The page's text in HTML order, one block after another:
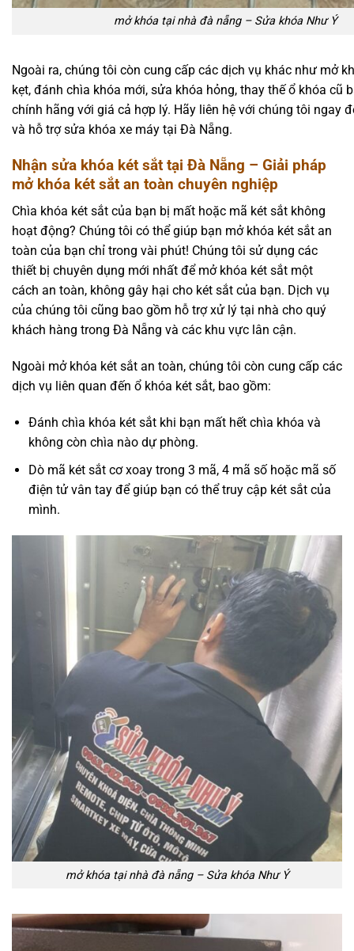
mở khóa tại nhà đà nẵng – Sửa khóa Như Ý
Ngoài ra, chúng tôi còn cung cấp các dịch vụ khác như mở
kẹt, đánh chìa khóa mới, sửa khóa hỏng, thay thế ổ khóa cũ
chính hãng với giá cả hợp lý. Hãy liên hệ với chúng tôi ngay
và hỗ trợ sửa khóa xe máy tại Đà Nẵng.
Nhận sửa khóa két sắt tại Đà Nẵng – Giải pháp
mở khóa két sắt an toàn chuyên nghiệp
Chìa khóa két sắt của bạn bị mất hoặc mã két sắt không
hoạt động? Chúng tôi có thể giúp bạn mở khóa két sắt an
toàn của bạn chỉ trong vài phút! Chúng tôi sử dụng các
thiết bị chuyên dụng mới nhất để mở khóa két sắt một
cách an toàn, không gây hại cho két sắt của bạn. Dịch vụ
của chúng tôi cũng bao gồm hỗ trợ xử lý tại nhà cho quý
khách hàng trong Đà Nẵng và các khu vực lân cận.
Ngoài mở khóa két sắt an toàn, chúng tôi còn cung cấp các
dịch vụ liên quan đến ổ khóa két sắt, bao gồm:
Đánh chìa khóa két sắt khi bạn mất hết chìa khóa và
không còn chìa nào dự phòng.
Dò mã két sắt cơ xoay trong 3 mã, 4 mã số hoặc mã số
điện tử vân tay để giúp bạn có thể truy cập két sắt của
mình.
mở khóa tại nhà đà nẵng – Sửa khóa Như Ý